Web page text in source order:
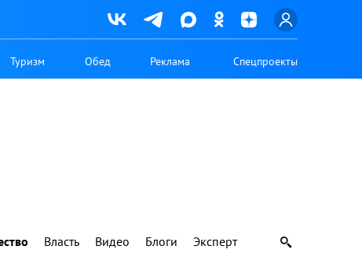
Туризм Обед Реклама Спецпроекты
Власть Видео Блоги Эксперт